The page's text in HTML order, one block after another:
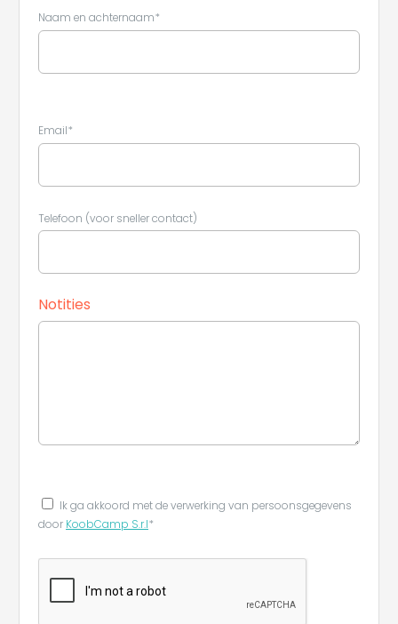
Naam en achternaam*
Email*
Telefoon (voor sneller contact)
Notities
Ik ga akkoord met de verwerking van persoonsgegevens
door KoobCamp S.r.l*